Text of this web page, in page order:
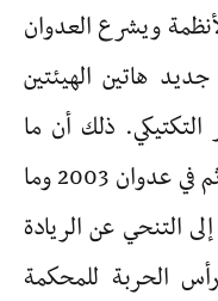
ويشرع العدوان
هاتين الهيئتين
التكتيكي. ذلك أن ما
حدث للعراق في عدوان 1991 أولا ثم في عدوان 2003 وما
التنحي عن الريادة
الحربة للمحكمة